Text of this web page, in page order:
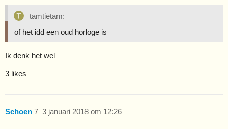
tamtietam:
of het idd een oud horloge is
Ik denk het wel
3 likes
Schoen 3 januari 2018 om 12:26
7